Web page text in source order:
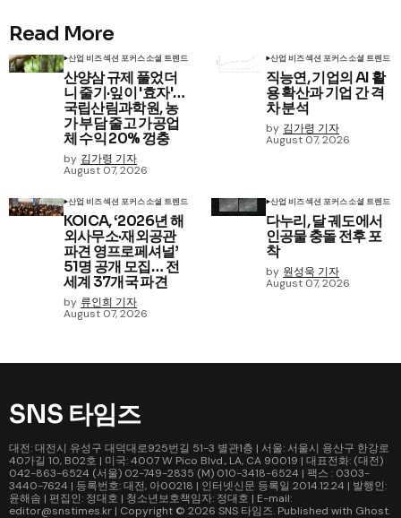
Read More
산업 비즈섹션 포커스소셜 트렌드
산양삼 규제 풀었더
니 줄기·잎이 '효자'…
국립산림과학원, 농
가 부담 줄고 가공업
체 수익 20% 껑충
by 김가령 기자
August 07, 2026
산업 비즈섹션 포커스소셜 트렌드
직능연, 기업의 AI 활
용 확산과 기업 간 격
차 분석
by 김가령 기자
August 07, 2026
산업 비즈섹션 포커스소셜 트렌드
KOICA, ‘2026년 해
외사무소·재외공관
파견 영프로페셔널’
51명 공개 모집… 전
세계 37개국 파견
by 류인희 기자
August 07, 2026
산업 비즈섹션 포커스소셜 트렌드
다누리, 달 궤도에서
인공물 충돌 전후 포
착
by 원성욱 기자
August 07, 2026
SNS 타임즈
대전: 대전시 유성구 대덕대로925번길 51-3 별관1층 | 서울: 서울시 용산구 한강로
40가길 10, B02호 | 미국: 4007 W Pico Blvd., LA, CA 90019 | 대표전화: (대전)
042-863-6524 (서울) 02-749-2835 (M) 010-3418-6524 | 팩스 : 0303-
3440-7624 | 등록번호: 대전, 아00218 | 인터넷신문 등록일 2014.12.24 | 발행인:
윤해솜 | 편집인: 정대호 | 청소년보호책임자: 정대호 | E-mail:
editor@snstimes.kr | Copyright © 2026 SNS 타임즈. Published with Ghost.